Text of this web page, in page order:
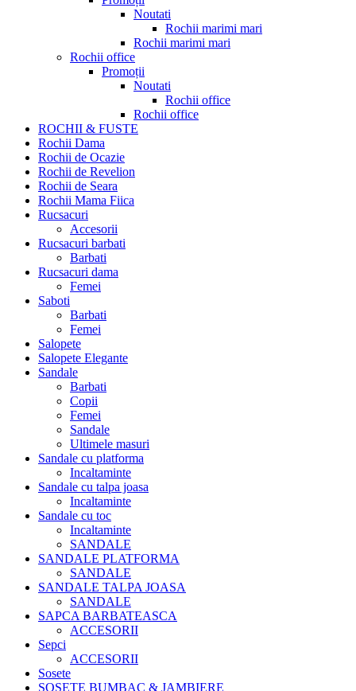
Noutati
Rochii marimi mari
Rochii marimi mari
Rochii office
Promoții
Noutati
Rochii office
Rochii office
ROCHII & FUSTE
Rochii Dama
Rochii de Ocazie
Rochii de Revelion
Rochii de Seara
Rochii Mama Fiica
Rucsacuri
Accesorii
Rucsacuri barbati
Barbati
Rucsacuri dama
Femei
Saboti
Barbati
Femei
Salopete
Salopete Elegante
Sandale
Barbati
Copii
Femei
Sandale
Ultimele masuri
Sandale cu platforma
Incaltaminte
Sandale cu talpa joasa
Incaltaminte
Sandale cu toc
Incaltaminte
SANDALE
SANDALE PLATFORMA
SANDALE
SANDALE TALPA JOASA
SANDALE
SAPCA BARBATEASCA
ACCESORII
Sepci
ACCESORII
Sosete
SOSETE BUMBAC & JAMBIERE